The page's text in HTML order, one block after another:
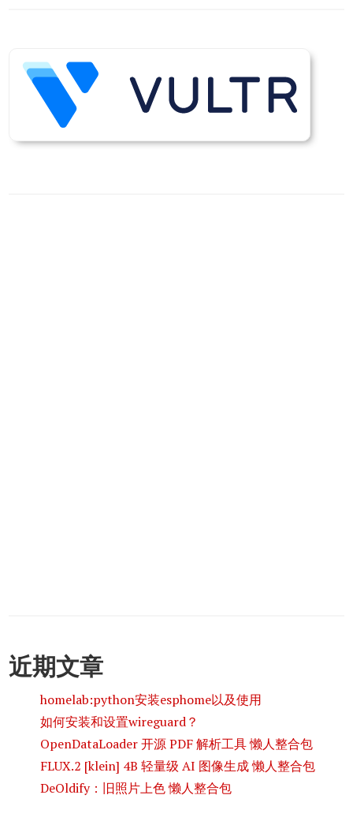
近期文章
homelab:python安装esphome以及使用
如何安装和设置wireguard？
OpenDataLoader 开源 PDF 解析工具 懒人整合包
FLUX.2 [klein] 4B 轻量级 AI 图像生成 懒人整合包
DeOldify：旧照片上色 懒人整合包